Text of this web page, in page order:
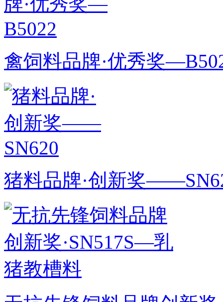
禽饲料品牌·优秀奖
猪料品牌·创新奖